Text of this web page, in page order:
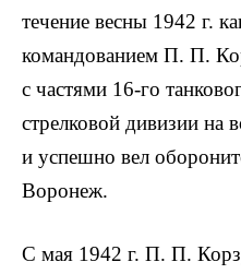
течение весны 1942 г.
командованием П. П.
с частями 16-го
стрелковой дивизии на
и успешно вел
Воронеж.
С мая 1942 г. П. П.